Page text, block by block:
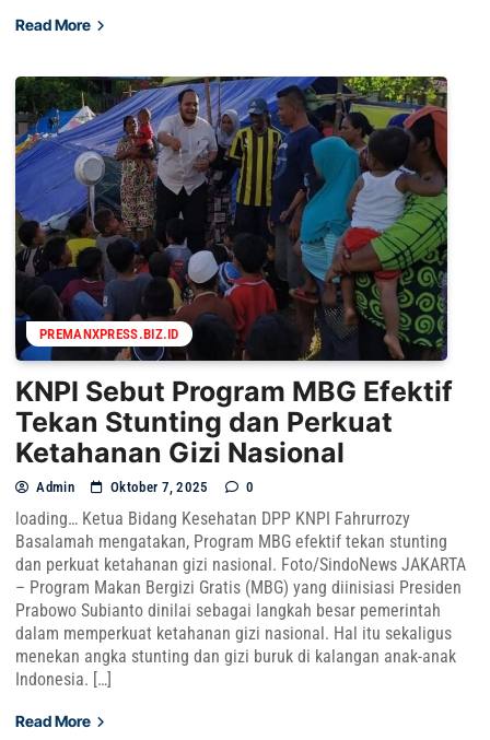
Read More
PREMANXPRESS.BIZ.ID
KNPI Sebut Program MBG Efektif
Tekan Stunting dan Perkuat
Ketahanan Gizi Nasional
Admin Oktober 7, 2025 0
loading… Ketua Bidang Kesehatan DPP KNPI Fahrurrozy
Basalamah mengatakan, Program MBG efektif tekan stunting
dan perkuat ketahanan gizi nasional. Foto/SindoNews JAKARTA
– Program Makan Bergizi Gratis (MBG) yang diinisiasi Presiden
Prabowo Subianto dinilai sebagai langkah besar pemerintah
dalam memperkuat ketahanan gizi nasional. Hal itu sekaligus
menekan angka stunting dan gizi buruk di kalangan anak-anak
Indonesia. […]
Read More